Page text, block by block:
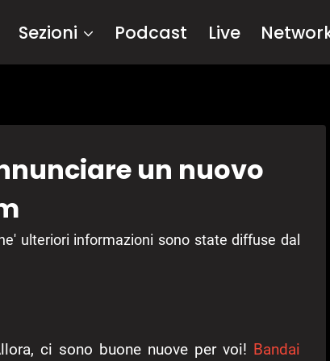
Sezioni Podcast Live
un nuovo
ulteriori informazioni sono state diffuse dal
ci sono buone nuove per voi! Bandai